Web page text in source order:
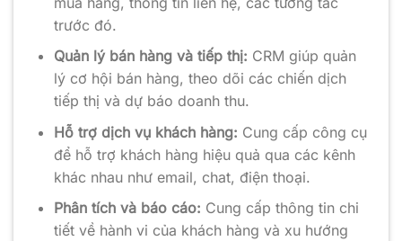
trước đó.
Quản lý bán hàng và tiếp thị: CRM giúp quản
lý cơ hội bán hàng, theo dõi các chiến dịch
tiếp thị và dự báo doanh thu.
Hỗ trợ dịch vụ khách hàng: Cung cấp công cụ
để hỗ trợ khách hàng hiệu quả qua các kênh
khác nhau như email, chat, điện thoại.
Phân tích và báo cáo: Cung cấp thông tin chi
tiết về hành vi của khách hàng và xu hướng